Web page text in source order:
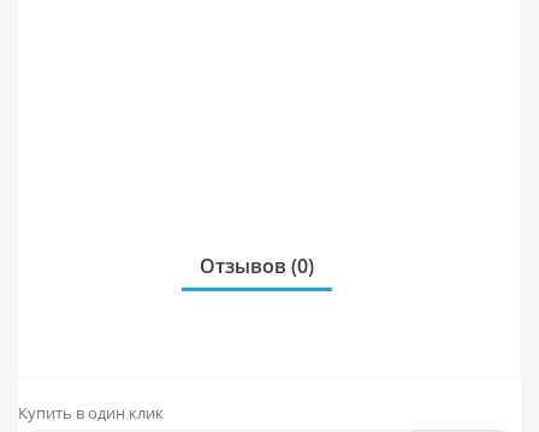
Отзывов (0)
Купить в один клик